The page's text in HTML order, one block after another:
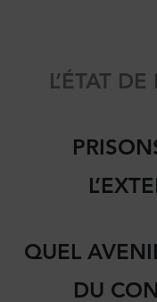
L’ÉTAT
QUEL
DU